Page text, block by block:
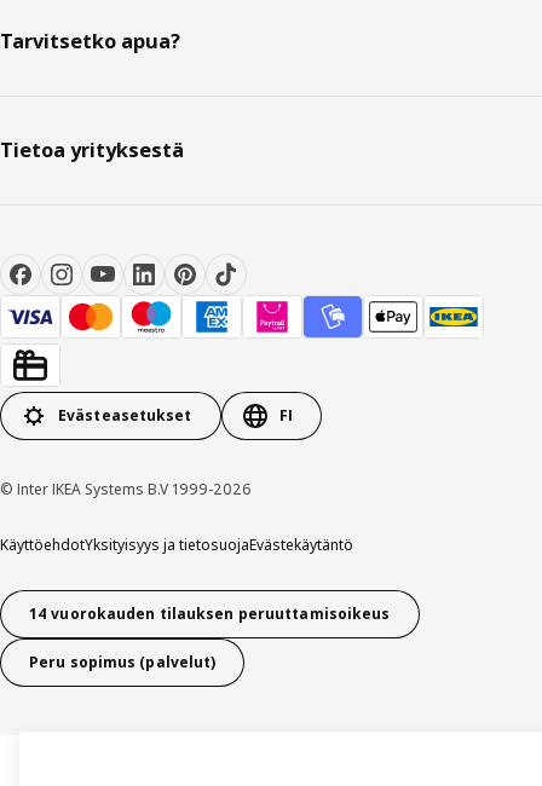
Tarvitsetko apua?
Tietoa yrityksestä
Evästeasetukset FI
© Inter IKEA Systems B.V 1999-2026
KäyttöehdotYksityisyys ja tietosuojaEvästekäytäntö
14 vuorokauden tilauksen peruuttamisoikeus
Peru sopimus (palvelut)